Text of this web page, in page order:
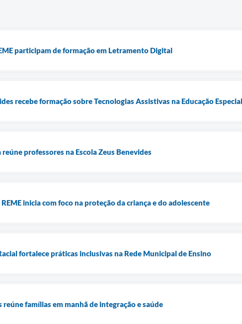
participam de formação em Letramento Digital
recebe formação sobre Tecnologias Assistivas na Educação Especial
professores na Escola Zeus Benevides
inicia com foco na proteção da criança e do adolescente
fortalece práticas inclusivas na Rede Municipal de Ensino
reúne famílias em manhã de integração e saúde